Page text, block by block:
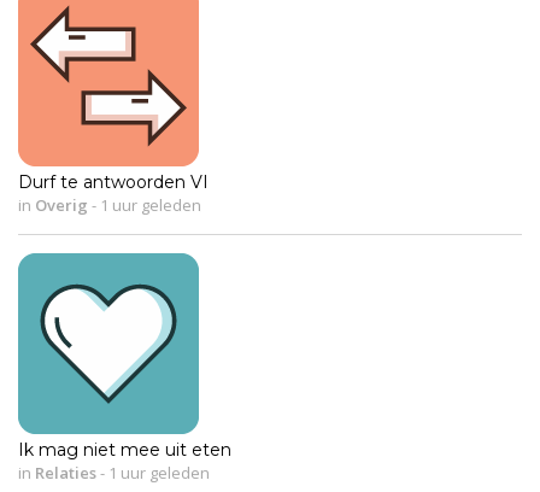
Durf te antwoorden VI
in Overig - 1 uur geleden
Ik mag niet mee uit eten
in Relaties- 1 uur geleden